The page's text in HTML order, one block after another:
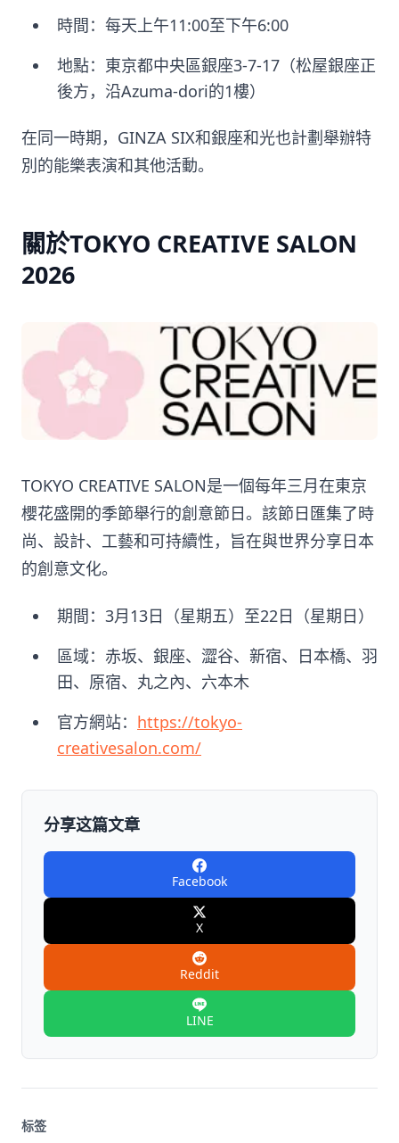
時間：每天上午11:00至下午6:00
地點：東京都中央區銀座3-7-17（松屋銀座正
後方，沿Azuma-dori的1樓）
在同一時期，GINZA SIX和銀座和光也計劃舉辦特
別的能樂表演和其他活動。
關於TOKYO CREATIVE SALON
2026
TOKYO CREATIVE SALON是一個每年三月在東京
櫻花盛開的季節舉行的創意節日。該節日匯集了時
尚、設計、工藝和可持續性，旨在與世界分享日本
的創意文化。
期間：3月13日（星期五）至22日（星期日）
區域：赤坂、銀座、澀谷、新宿、日本橋、羽
田、原宿、丸之內、六本木
官方網站： https://tokyo-
creativesalon.com/
分享这篇文章
Facebook
X
Reddit
LINE
标签